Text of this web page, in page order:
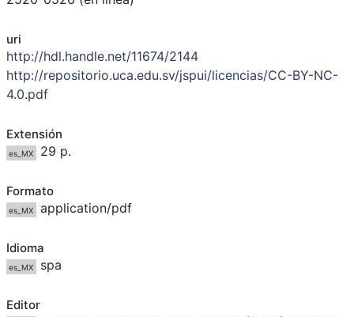
uri
http://hdl.handle.net/11674/2144
http://repositorio.uca.edu.sv/jspui/licencias/CC-BY-NC-
4.0.pdf
Extensión
es_MX 29 p.
Formato
es_MX application/pdf
Idioma
es_MX spa
Editor